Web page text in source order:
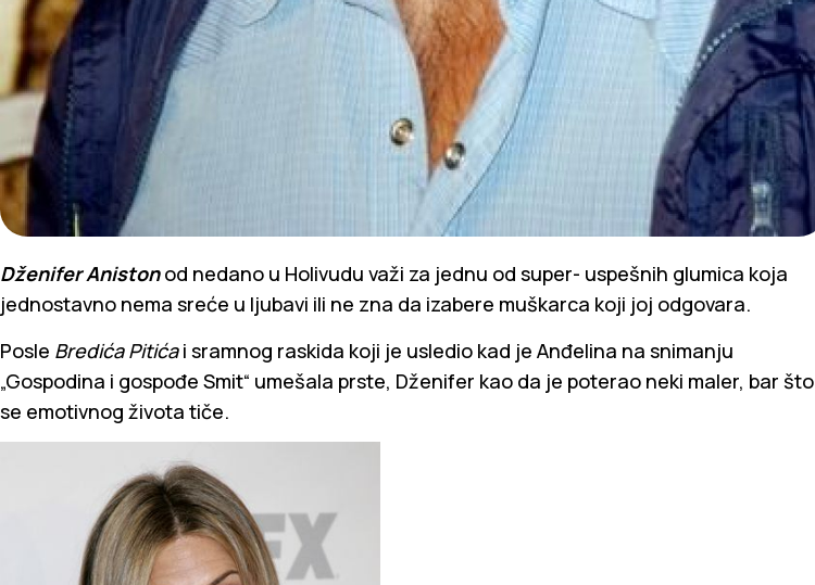
Dženifer Anistonod nedano u Holivudu važi za jednu od super- uspešnih glumica koja
jednostavno nema sreće u ljubavi ili ne zna da izabere muškarca koji joj odgovara.
Posle Bredića Pitićai sramnog raskida koji je usledio kad je Anđelina na snimanju
„Gospodina i gospođe Smit“ umešala prste, Dženifer kao da je poterao neki maler, bar što
se emotivnog života tiče.